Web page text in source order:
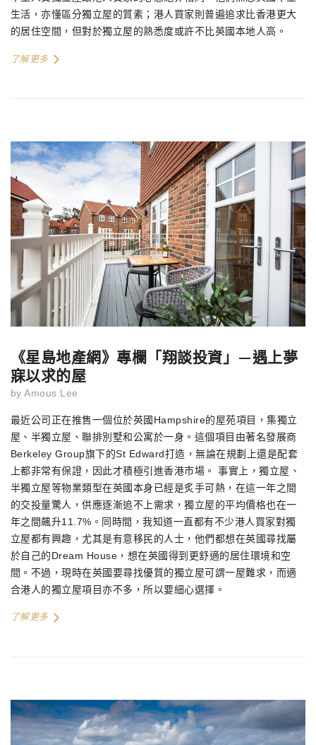
生活，亦懂區分獨立屋的質素；港人買家則普遍追求比香港更大
的居住空間，但對於獨立屋的熟悉度或許不比英國本地人高。
了解更多
《星島地產網》專欄「翔談投資」—遇上夢
寐以求的屋
by Amous Lee
最近公司正在推售一個位於英國Hampshire的屋苑項目，集獨立
屋、半獨立屋、聯排別墅和公寓於一身。這個項目由著名發展商
Berkeley Group旗下的St Edward打造，無論在規劃上還是配套
上都非常有保證，因此才積極引進香港市場。 事實上，獨立屋、
半獨立屋等物業類型在英國本身已經是炙手可熱，在這一年之間
的交投量驚人，供應逐漸追不上需求，獨立屋的平均價格也在一
年之間飆升11.7%。同時間，我知道一直都有不少港人買家對獨
立屋都有興趣，尤其是有意移民的人士，他們都想在英國尋找屬
於自己的Dream House，想在英國得到更舒適的居住環境和空
間。不過，現時在英國要尋找優質的獨立屋可謂一屋難求，而適
合港人的獨立屋項目亦不多，所以要細心選擇。
了解更多